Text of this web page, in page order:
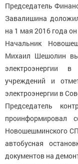
Председатель
Завалишина
на 1 мая 2016 года
Начальник
Михаил Шешолин
электроэнергии
учреждений и
электроэнергии в
Председатель
проинформировал
Новошешминского
автобусная
документов на